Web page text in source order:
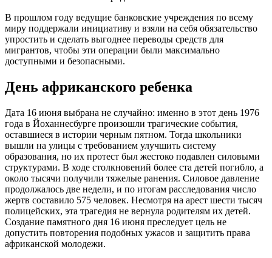
В прошлом году ведущие банковские учреждения по всему
миру поддержали инициативу и взяли на себя обязательство
упростить и сделать выгоднее переводы средств для
мигрантов, чтобы эти операции были максимально
доступными и безопасными.
День африканского ребенка
Дата 16 июня выбрана не случайно: именно в этот день 1976
года в Йоханнесбурге произошли трагические события,
оставшиеся в истории черным пятном. Тогда школьники
вышли на улицы с требованием улучшить систему
образования, но их протест был жестоко подавлен силовыми
структурами. В ходе столкновений более ста детей погибло, а
около тысячи получили тяжелые ранения. Силовое давление
продолжалось две недели, и по итогам расследования число
жертв составило 575 человек. Несмотря на арест шести тысяч
полицейских, эта трагедия не вернула родителям их детей.
Создание памятного дня 16 июня преследует цель не
допустить повторения подобных ужасов и защитить права
африканской молодежи.